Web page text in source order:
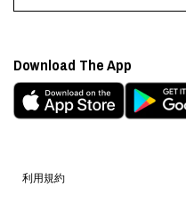
利用規約
Download The App